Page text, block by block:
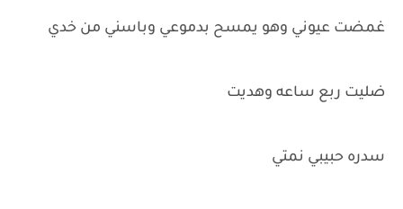
غمضت عيوني وهو يمسح بدموعي وباسني من خدي
ضليت ربع ساعه وهديت
سدره حبيبي نمتي